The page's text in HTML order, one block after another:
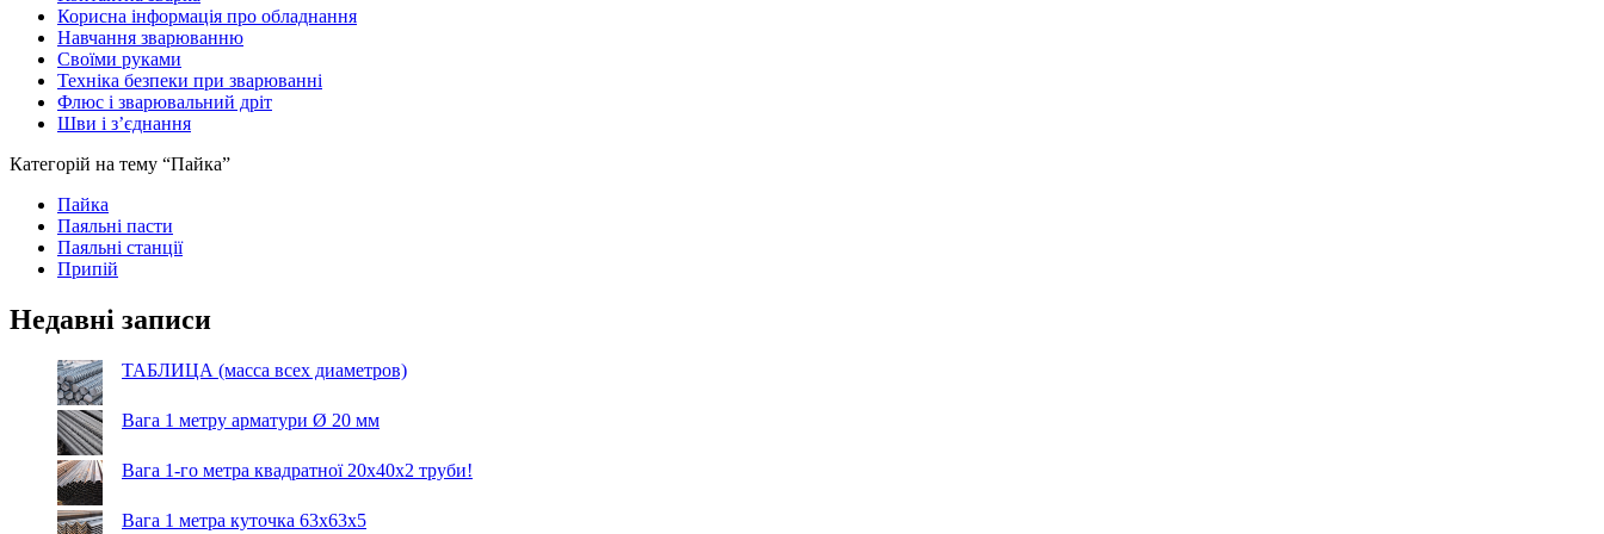
Корисна інформація про обладнання
Навчання зварюванню
Своїми руками
Техніка безпеки при зварюванні
Флюс і зварювальний дріт
Шви і з’єднання
Категорій на тему “Пайка”
Пайка
Паяльні пасти
Паяльні станції
Припій
Недавні записи
ТАБЛИЦА (масса всех диаметров)
Вага 1 метру арматури Ø 20 мм
Вага 1-го метра квадратної 20х40х2 труби!
Вага 1 метра куточка 63х63х5